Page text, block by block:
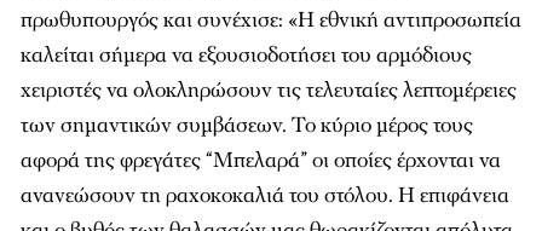
πρωθυπουργός και συνέχισε: «Η εθνική αντιπροσωπεία
καλείται σήμερα να εξουσιοδοτήσει του αρμόδιους
χειριστές να ολοκληρώσουν τις τελευταίες λεπτομέρειες
των σημαντικών συμβάσεων. Το κύριο μέρος τους
αφορά της φρεγάτες “Μπελαρά” οι οποίες έρχονται να
ανανεώσουν τη ραχοκοκαλιά του στόλου. Η επιφάνεια